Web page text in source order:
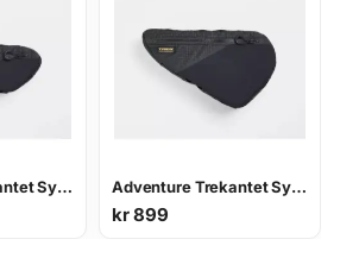
Adventure Trekantet Sykkelveske 1 L Adventure Trekantet Sykkelveske 1,6 L
kr899